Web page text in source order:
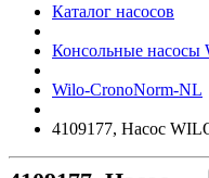
Каталог насосов
Консольные насосы
Wilo-CronoNorm-NL
4109177, Насос